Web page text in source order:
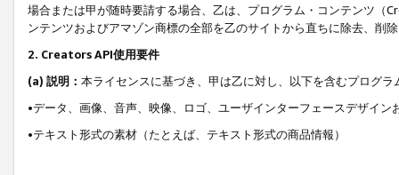
場合または甲が随時要請する場合、乙は、プログラム・コンテンツ（
ンテンツおよびアマゾン商標の全部を乙のサイトから直ちに除去、削
2. Creators API使用要件
(a) 説明： 本ライセンスに基づき、甲は乙に対し、以下を含むプログ
•データ、画像、音声、映像、ロゴ、ユーザインターフェースデザイ
•テキスト形式の素材（たとえば、テキスト形式の商品情報）